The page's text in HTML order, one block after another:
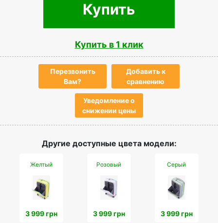
Купить
Купить в 1 клик
Перезвонить
Вам?
Добавить к
сравнению
Уведомление о
снижении цены
Другие доступные цвета модели:
Желтый
3 999 грн
Розовый
3 999 грн
Серый
3 999 грн